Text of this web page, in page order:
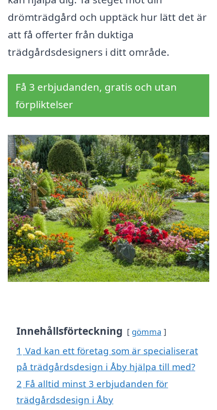
drömträdgård och upptäck hur lätt det är
att få offerter från duktiga
trädgårdsdesigners i ditt område.
Få 3 erbjudanden, gratis och utan
förpliktelser
Innehållsförteckning gömma
1 Vad kan ett företag som är specialiserat
på trädgårdsdesign i Åby hjälpa till med?
2 Få alltid minst 3 erbjudanden för
trädgårdsdesign i Åby